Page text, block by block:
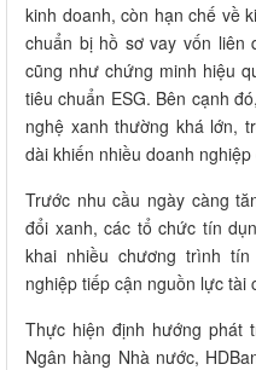
kinh doanh, còn hạn chế về
chuẩn bị hồ sơ vay vốn liên
cũng như chứng minh hiệu
tiêu chuẩn ESG. Bên cạnh
nghệ xanh thường khá lớn,
dài khiến nhiều doanh
Trước nhu cầu ngày càng
đổi xanh, các tổ chức tín
khai nhiều chương trình
nghiệp tiếp cận nguồn lực tài
Thực hiện định hướng phát
Ngân hàng Nhà nước,